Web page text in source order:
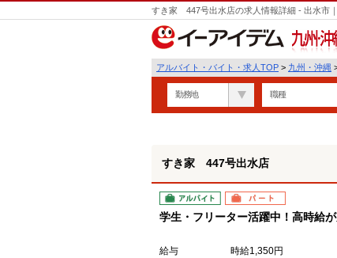
すき家 447号出水店の求人情報詳細 - 出水市
九州・沖
アルバイト・バイト・求人TOP > 九州・沖縄
勤務地 職種
すき家 447号出水店
アルバイト パート
学生・フリーター活躍中！高時給
給与
時給1,350円